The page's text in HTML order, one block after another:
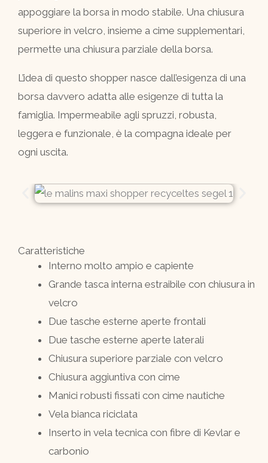
appoggiare la borsa in modo stabile. Una chiusura
superiore in velcro, insieme a cime supplementari,
permette una chiusura parziale della borsa.
L’idea di questo shopper nasce dall’esigenza di una
borsa davvero adatta alle esigenze di tutta la
famiglia. Impermeabile agli spruzzi, robusta,
leggera e funzionale, è la compagna ideale per
ogni uscita.
Caratteristiche
Interno molto ampio e capiente
Grande tasca interna estraibile con chiusura in
velcro
Due tasche esterne aperte frontali
Due tasche esterne aperte laterali
Chiusura superiore parziale con velcro
Chiusura aggiuntiva con cime
Manici robusti fissati con cime nautiche
Vela bianca riciclata
Inserto in vela tecnica con fibre di Kevlar e
carbonio